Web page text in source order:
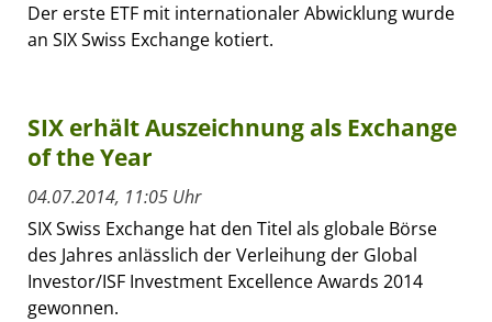
Der erste ETF mit internationaler Abwicklung wurde
an SIX Swiss Exchange kotiert.
SIX erhält Auszeichnung als Exchange
of the Year
04.07.2014, 11:05 Uhr
SIX Swiss Exchange hat den Titel als globale Börse
des Jahres anlässlich der Verleihung der Global
Investor/ISF Investment Excellence Awards 2014
gewonnen.